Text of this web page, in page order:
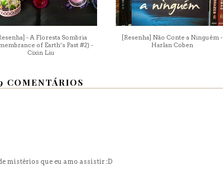
- A Floresta Sombria
of Earth’s Past #2) -
Cixin Liu
[Resenha] Não Conte a Ninguém -
Harlan Coben
COMENTÁRIOS
mistérios que eu amo assistir :D